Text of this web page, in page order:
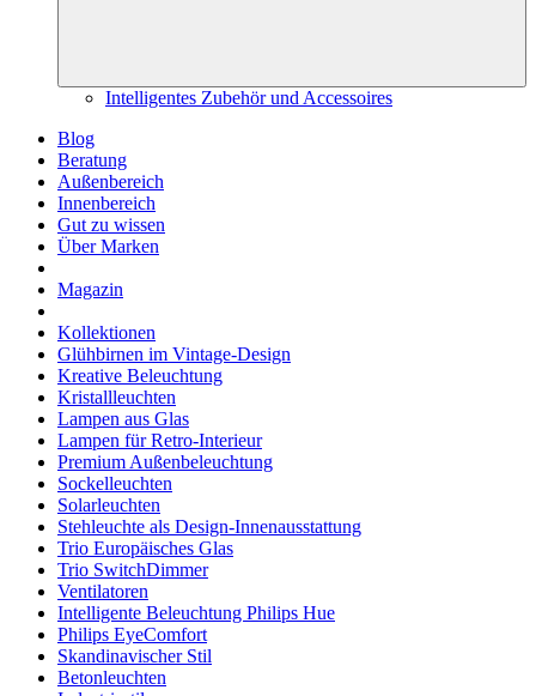
Intelligentes Zubehör und Accessoires
Blog
Beratung
Außenbereich
Innenbereich
Gut zu wissen
Über Marken
Magazin
Kollektionen
Glühbirnen im Vintage-Design
Kreative Beleuchtung
Kristallleuchten
Lampen aus Glas
Lampen für Retro-Interieur
Premium Außenbeleuchtung
Sockelleuchten
Solarleuchten
Stehleuchte als Design-Innenausstattung
Trio Europäisches Glas
Trio SwitchDimmer
Ventilatoren
Intelligente Beleuchtung Philips Hue
Philips EyeComfort
Skandinavischer Stil
Betonleuchten